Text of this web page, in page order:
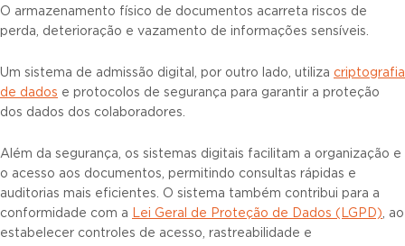
O armazenamento físico de documentos acarreta riscos de
perda, deterioração e vazamento de informações sensíveis.
Um sistema de admissão digital, por outro lado, utiliza criptografia
de dados e protocolos de segurança para garantir a proteção
dos dados dos colaboradores.
Além da segurança, os sistemas digitais facilitam a organização e
o acesso aos documentos, permitindo consultas rápidas e
auditorias mais eficientes. O sistema também contribui para a
conformidade com a Lei Geral de Proteção de Dados (LGPD), ao
estabelecer controles de acesso, rastreabilidade e